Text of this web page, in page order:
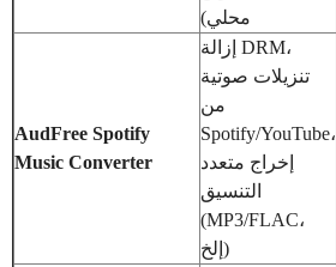
محلي)
AudFree Spotify
Music Converter
إزالة DRM،
تنزيلات صوتية
من
Spotify/YouTube،
إخراج متعدد
التنسيق
(MP3/FLAC،
إلخ)